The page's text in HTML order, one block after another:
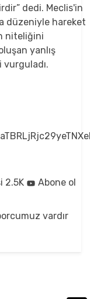
dedi. Meclis'in
düzeniyle hareket
niteliğini
yanlış
2.5K Abone ol
vardır